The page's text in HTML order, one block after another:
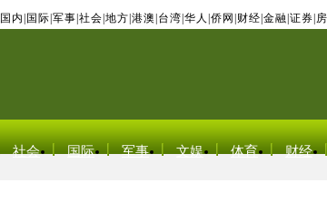
国内 国际 军事 社会 地方 港澳 台湾 华人 侨网 财经 金融 证券
社会 国际 军事 文娱 体育 财经